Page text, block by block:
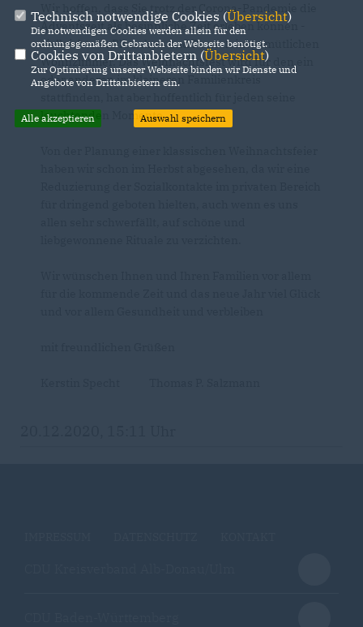
Wir hoffen, dass Sie trotz der Corona-Pandemie die
Adventszeit als besinnliche Zeit erleben können -
vielleicht mit Plätzchen und Punsch im gemütlichen
Wohnzimmer. Das Weihnachtsfest wird für den ein
oder anderen im kleineren Familienkreis
leuchtenden Momente.
Technisch notwendige Cookies (Übersicht)
Die notwendigen Cookies werden allein für den
ordnungsgemäßen Gebrauch der Webseite benötigt.
Cookies von Drittanbietern (Übersicht)
Zur Optimierung unserer Webseite binden wir Dienste und
Angebote von Drittanbietern ein.
Alle akzeptieren Auswahl speichern